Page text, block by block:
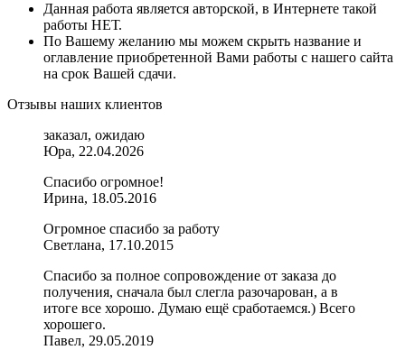
Данная работа является авторской, в Интернете такой
работы НЕТ.
По Вашему желанию мы можем скрыть название и
оглавление приобретенной Вами работы с нашего сайта
на срок Вашей сдачи.
Отзывы наших клиентов
заказал, ожидаю
Юра, 22.04.2026
Спасибо огромное!
Ирина, 18.05.2016
Огромное спасибо за работу
Светлана, 17.10.2015
Спасибо за полное сопровождение от заказа до
получения, сначала был слегла разочарован, а в
итоге все хорошо. Думаю ещё сработаемся.) Всего
хорошего.
Павел, 29.05.2019